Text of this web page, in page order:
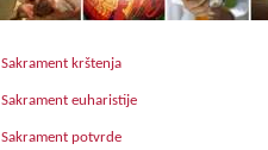
Sakrament krštenja
Sakrament euharistije
Sakrament potvrde